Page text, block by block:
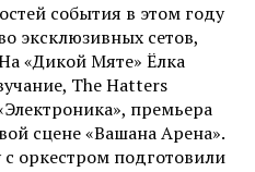
события в этом году
эксклюзивных сетов,
«Дикой Мяте» Ёлка
The Hatters
премьера
сцене «Вашана Арена».
оркестром подготовили